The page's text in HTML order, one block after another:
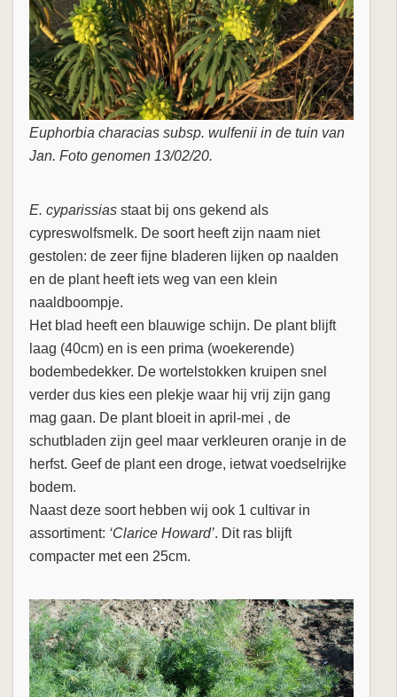
Euphorbia characias subsp. wulfenii in de tuin van
Jan. Foto genomen 13/02/20.
E. cyparissias staat bij ons gekend als
cypreswolfsmelk. De soort heeft zijn naam niet
gestolen: de zeer fijne bladeren lijken op naalden
en de plant heeft iets weg van een klein
naaldboompje.
Het blad heeft een blauwige schijn. De plant blijft
laag (40cm) en is een prima (woekerende)
bodembedekker. De wortelstokken kruipen snel
verder dus kies een plekje waar hij vrij zijn gang
mag gaan. De plant bloeit in april-mei , de
schutbladen zijn geel maar verkleuren oranje in de
herfst. Geef de plant een droge, ietwat voedselrijke
bodem.
Naast deze soort hebben wij ook 1 cultivar in
assortiment: ‘Clarice Howard’. Dit ras blijft
compacter met een 25cm.